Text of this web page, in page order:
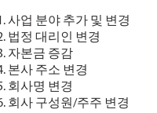
사업 분야 추가 및 변경
법정 대리인 변경
자본금 증감
본사 주소 변경
회사명 변경
회사 구성원/주주 변경